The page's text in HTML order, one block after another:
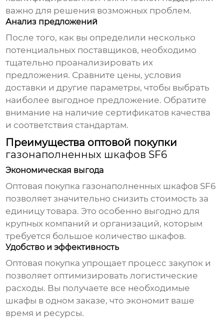
важно для решения возможных проблем.
Анализ предложений
После того, как вы определили несколько
потенциальных поставщиков, необходимо
тщательно проанализировать их
предложения. Сравните цены, условия
доставки и другие параметры, чтобы выбрать
наиболее выгодное предложение. Обратите
внимание на наличие сертификатов качества
и соответствия стандартам.
Преимущества оптовой покупки
газонаполненных шкафов SF6
Экономическая выгода
Оптовая покупка газонаполненных шкафов SF6
позволяет значительно снизить стоимость за
единицу товара. Это особенно выгодно для
крупных компаний и организаций, которым
требуется большое количество шкафов.
Удобство и эффективность
Оптовая покупка упрощает процесс закупок и
позволяет оптимизировать логистические
расходы. Вы получаете все необходимые
шкафы в одном заказе, что экономит ваше
время и ресурсы.